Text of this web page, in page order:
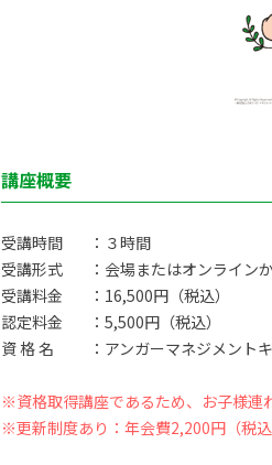
講座概要
受講時間
：３時間
受講形式
：会場またはオンライン
受講料金
：16,500円（税込）
認定料金
：5,500円（税込）
資 格 名
：アンガーマネジメント
※資格取得講座であるため、お子様連
※更新制度あり：年会費2,200円（税込